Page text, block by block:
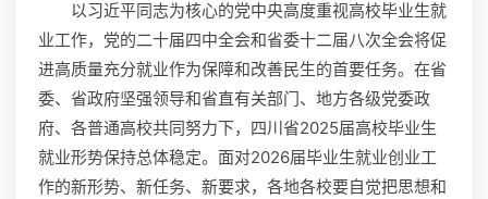
以习近平同志为核心的党中央高度重视高校毕业生就
业工作，党的二十届四中全会和省委十二届八次全会将促
进高质量充分就业作为保障和改善民生的首要任务。在省
委、省政府坚强领导和省直有关部门、地方各级党委政
府、各普通高校共同努力下，四川省2025届高校毕业生
就业形势保持总体稳定。面对2026届毕业生就业创业工
作的新形势、新任务、新要求，各地各校要自觉把思想和